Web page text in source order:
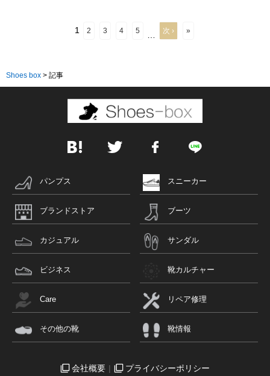
1 2 3 4 5 次 › »
Shoes box > 記事
パンプス スニーカー
ブランドストア ブーツ
カジュアル サンダル
ビジネス 靴カルチャー
Care リペア修理
その他の靴 靴情報
会社概要 プライバシーポリシー